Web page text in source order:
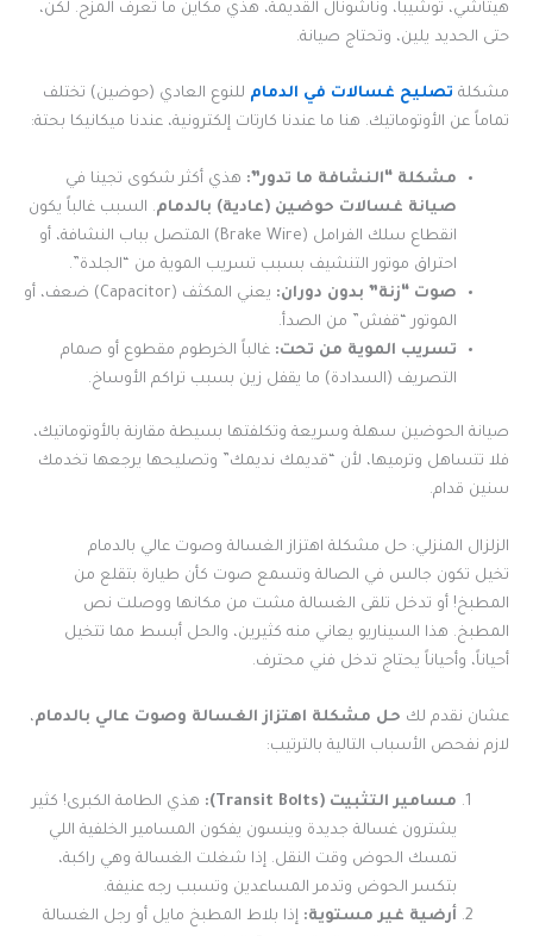
هيتاشي، توشيبا، وناشونال القديمة، هذي مكاين ما تعرف المزح. لكن،
حتى الحديد يلين، وتحتاج صيانة.
مشكلة تصليح غسالات في الدمام للنوع العادي (حوضين) تختلف
تماماً عن الأوتوماتيك. هنا ما عندنا كارتات إلكترونية، عندنا ميكانيكا بحتة:
مشكلة “النشافة ما تدور”: هذي أكثر شكوى تجينا في
صيانة غسالات حوضين (عادية) بالدمام. السبب غالباً يكون
انقطاع سلك الفرامل (Brake Wire) المتصل بباب النشافة، أو
احتراق موتور التنشيف بسبب تسريب الموية من “الجلدة”.
صوت “زنة” بدون دوران:
يعني المكثف (Capacitor) ضعف، أو
الموتور “قفش” من الصدأ.
تسريب الموية من تحت: غالباً الخرطوم مقطوع أو صمام
التصريف (السدادة) ما يقفل زين بسبب تراكم الأوساخ.
صيانة الحوضين سهلة وسريعة وتكلفتها بسيطة مقارنة بالأوتوماتيك،
فلا تتساهل وترميها، لأن “قديمك نديمك” وتصليحها يرجعها تخدمك
سنين قدام.
الزلزال المنزلي: حل مشكلة اهتزاز الغسالة وصوت عالي بالدمام
تخيل تكون جالس في الصالة وتسمع صوت كأن طيارة بتقلع من
المطبخ! أو تدخل تلقى الغسالة مشت من مكانها ووصلت نص
المطبخ. هذا السيناريو يعاني منه كثيرين، والحل أبسط مما تتخيل
أحياناً، وأحياناً يحتاج تدخل فني محترف.
عشان نقدم لك حل مشكلة اهتزاز الغسالة وصوت عالي بالدمام،
لازم نفحص الأسباب التالية بالترتيب:
مسامير التثبيت (Transit Bolts):
هذي الطامة الكبرى! كثير
يشترون غسالة جديدة وينسون يفكون المسامير الخلفية اللي
تمسك الحوض وقت النقل. إذا شغلت الغسالة وهي راكبة،
بتكسر الحوض وتدمر المساعدين وتسبب رجه عنيفة.
أرضية غير مستوية: إذا بلاط المطبخ مايل أو رجل الغسالة